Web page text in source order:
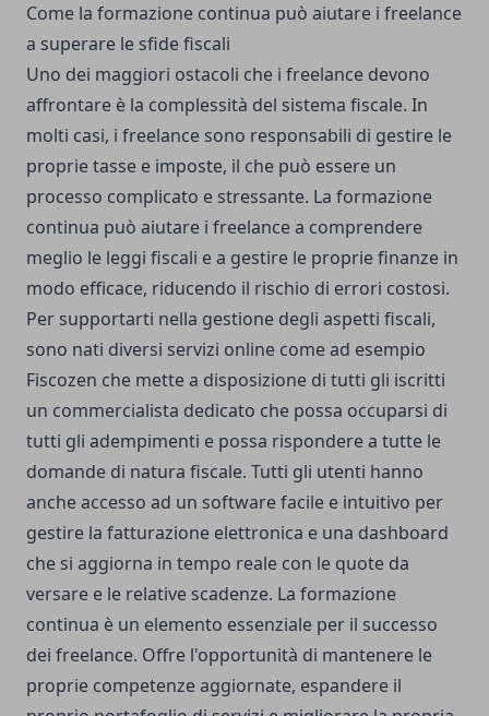
Come la formazione continua può aiutare i freelance
a superare le sfide fiscali
Uno dei maggiori ostacoli che i freelance devono
affrontare è la complessità del sistema fiscale. In
molti casi, i freelance sono responsabili di gestire le
proprie tasse e imposte, il che può essere un
processo complicato e stressante. La formazione
continua può aiutare i freelance a comprendere
meglio le leggi fiscali e a gestire le proprie finanze in
modo efficace, riducendo il rischio di errori costosi.
Per supportarti nella gestione degli aspetti fiscali,
sono nati diversi servizi online come ad esempio
Fiscozen che mette a disposizione di tutti gli iscritti
un commercialista dedicato che possa occuparsi di
tutti gli adempimenti e possa rispondere a tutte le
domande di natura fiscale. Tutti gli utenti hanno
anche accesso ad un software facile e intuitivo per
gestire la fatturazione elettronica e una dashboard
che si aggiorna in tempo reale con le quote da
versare e le relative scadenze. La formazione
continua è un elemento essenziale per il successo
dei freelance. Offre l'opportunità di mantenere le
proprie competenze aggiornate, espandere il